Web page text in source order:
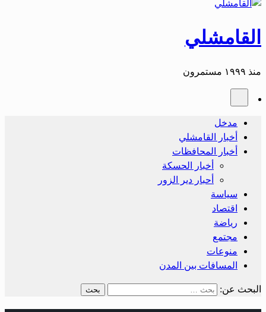
القامشلي
منذ ١٩٩٩ مستمرون
مدخل
أخبار القامشلي
أخبار المحافظات
أخبار الحسكة
أحبار دير الزور
سياسة
اقتصاد
رياضة
مجتمع
منوعات
المسافات بين المدن
البحث عن: